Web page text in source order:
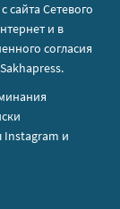
сайта Сетевого
и в
согласия
Instagram и